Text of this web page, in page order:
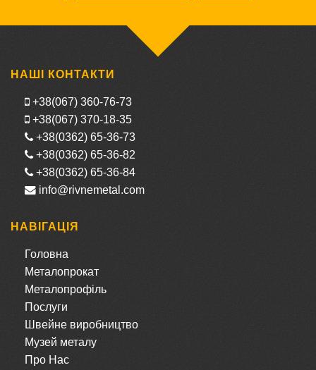
НАШІ КОНТАКТИ
+38(067) 360-76-73
+38(067) 370-18-35
+38(0362) 65-36-73
+38(0362) 65-36-82
+38(0362) 65-36-84
info@rivnemetal.com
НАВІГАЦІЯ
Головна
Металопрокат
Металопрофіль
Послуги
Швейне виробництво
Музей металу
Про Нас